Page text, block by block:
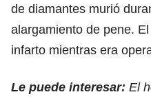
de diamantes murió
alargamiento de pene.
infarto mientras era
Le puede interesar: El